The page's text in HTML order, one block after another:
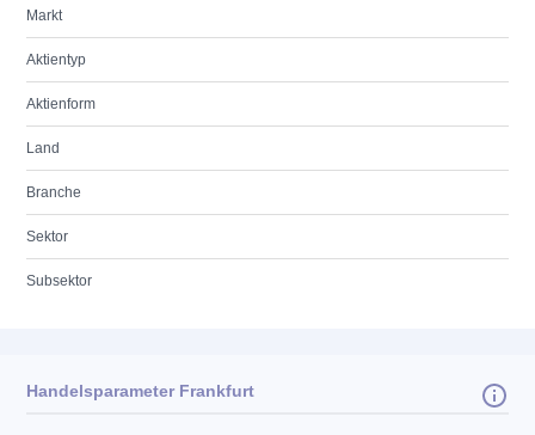
Markt
Aktientyp
Aktienform
Land
Branche
Sektor
Subsektor
Handelsparameter Frankfurt